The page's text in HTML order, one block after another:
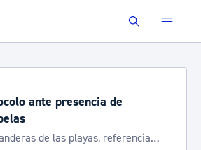
Buscar
ante presencia de
de las playas, referencia